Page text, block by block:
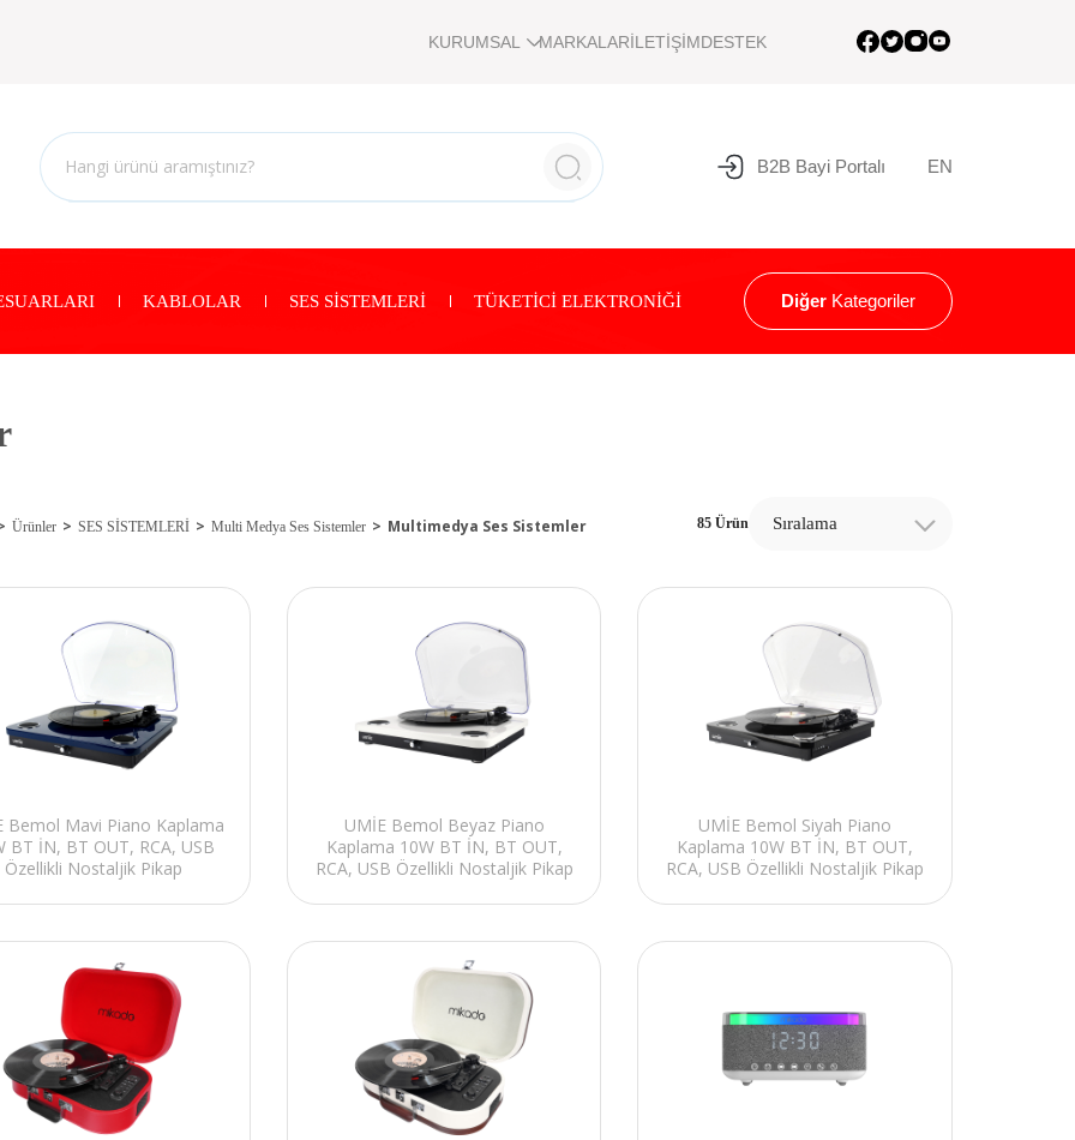
KURUMSAL MARKALARİLETİŞİMDESTEK
B2B Bayi Portalı EN
KABLOLAR SES SİSTEMLERİ TÜKETİCİ ELEKTRONİĞİ Diğer Kategoriler
Ürünler SES SİSTEMLERİ Multi Medya Ses Sistemler Multimedya Ses Sistemler 85 Ürün Sıralama
Bemol Mavi Piano Kaplama
BT İN, BT OUT, RCA, USB
Özellikli Nostaljik Pikap
UMİE Bemol Beyaz Piano
Kaplama 10W BT İN, BT OUT,
RCA, USB Özellikli Nostaljik Pikap
UMİE Bemol Siyah Piano
Kaplama 10W BT İN, BT OUT,
RCA, USB Özellikli Nostaljik Pikap